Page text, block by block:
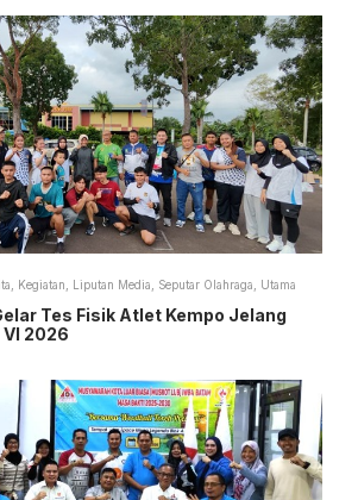
Kegiatan Liputan Media Seputar Olahraga Utama
Tes Fisik Atlet Kempo Jelang
2026